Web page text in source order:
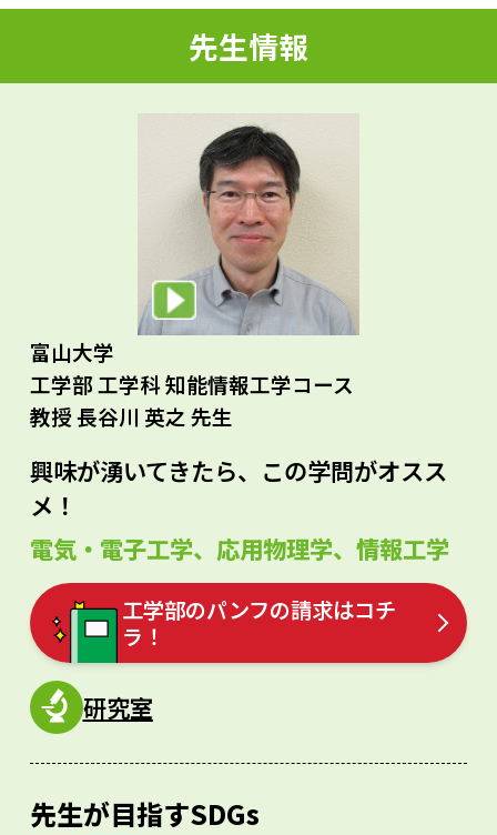
o
先生情報
富山大学
工学部 工学科 知能情報工学コース
教授 長谷川 英之 先生
興味が湧いてきたら、この学問がオスス
メ！
電気・電子工学、応用物理学、情報工学
工学部のパンフの請求はコチ
ラ！
研究室
先生が目指すSDGs